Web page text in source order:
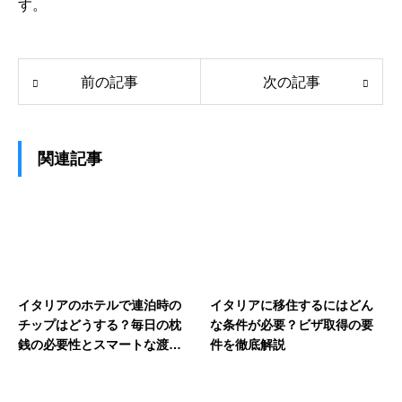
す。
前の記事 次の記事
関連記事
イタリアのホテルで連泊時の
チップはどうする？毎日の枕
銭の必要性とスマートな渡し
イタリアに移住するにはどん
な条件が必要？ビザ取得の要
件を徹底解説